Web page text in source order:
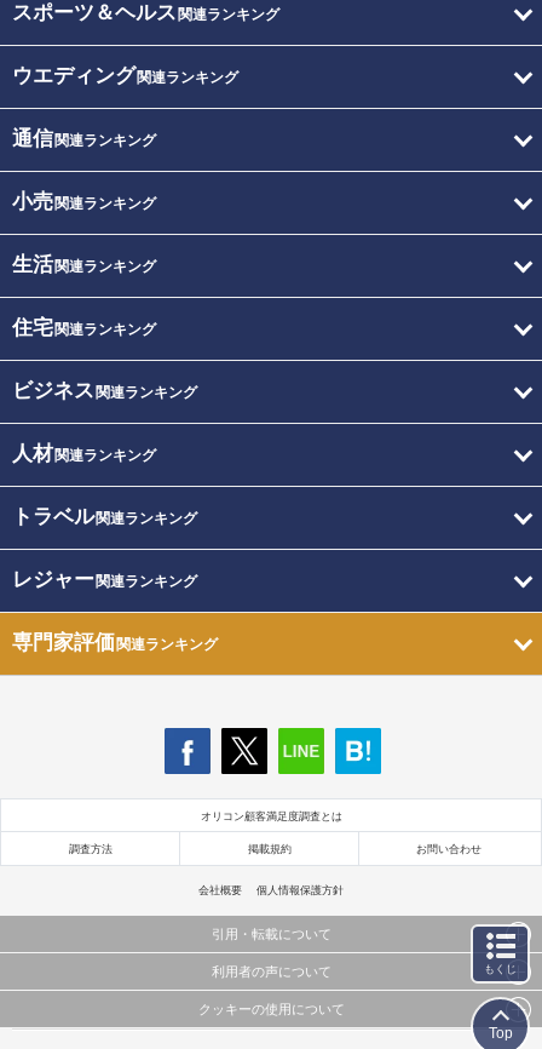
スポーツ＆ヘルス 関連ランキング
ウエディング関連ランキング
通信関連ランキング
小売関連ランキング
生活関連ランキング
住宅関連ランキング
ビジネス 関連ランキング
人材関連ランキング
トラベル関連ランキング
レジャー関連ランキング
専門家評価関連ランキング
オリコン顧客満足度調査とは
調査方法 掲載規約 お問い合わせ
会社概要 個人情報保護方針
引用・転載について
当サイトで公開されている情報（文字、写真、イラスト、画像データ等）及びこれらの配置・
これらの情報を権利者の許可なく無断転載・複製などの二次利用を行うことは固く禁じており
利用者の声について
当サイトに掲載している内容はすべてサービスの利用者が提出された見解・感想です。
クッキーの使用について
もくじ
Top